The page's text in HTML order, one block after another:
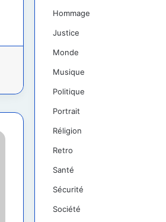
Hommage
Justice
Monde
Musique
Politique
Portrait
Réligion
Retro
Santé
Sécurité
Société